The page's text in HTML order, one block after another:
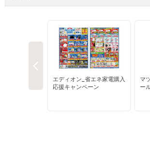
サンエーアプリ
家電と暮らしのエディオン
夏のお中元ギフト
株主・投資家の皆様へ